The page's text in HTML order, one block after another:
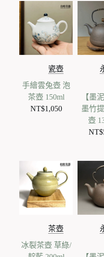
瓷壺
手繪雲兔壺 泡
茶壺 150ml
NT$1,050
【墨
墨竹
壺
NT$
茶壺
冰裂茶壺 草綠/